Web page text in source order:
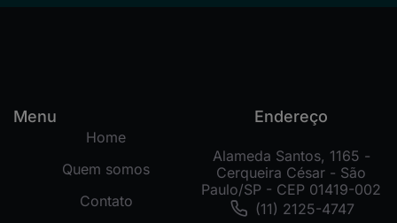
Menu
Home
Quem somos
Contato
Endereço
Alameda Santos, 1165 -
Cerqueira César - São
Paulo/SP - CEP 01419-002
(11) 2125-4747